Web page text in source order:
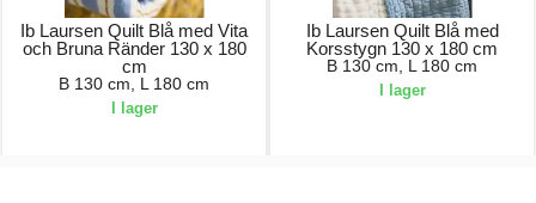
Ib Laursen Quilt Blå med Vita
och Bruna Ränder 130 x 180
cm
B 130 cm, L 180 cm
I lager
Ib Laursen Quilt Blå med
Korsstygn 130 x 180 cm
B 130 cm, L 180 cm
I lager